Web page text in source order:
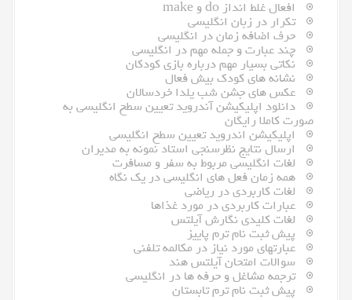
افعال غلط انداز do و make
تکرار در زبان انگلیسی
حرف اضافه زمان در انگلیسی
چند عبارت و جمله مهم در انگلیسی
نکاتی بسیار مهم درباره بازی کودکان
نشانه های کودک بیش فعال
عکس های جشن شب یلدا خردسالان
دانلود اپلیکیشن آندروید تعیین سطح انگلیسی به
صورت کاملا رایگان
اپلیکیشن اندروید تعیین سطح انگلیسی
ارسال نتایج نظرسنجی استاد نمونه به مدیران
لغات انگلیسی مربوط به سفر و مسافرت
همه زمان فعل های انگلیسی در یک نگاه
لغات کاربردی در ریاضی
عبارات کاربردی در مورد غذاها
لغات کلیدی نگارش آیلتس
پیش ثبت نام ترم پاییز
عبارتهای مورد نیاز در مکالمه تلفنی
سوالات امتحان آیلتس هند
ترجمه مشاغل و حرفه ها در انگلیسی
پیش ثبت نام ترم تابستان